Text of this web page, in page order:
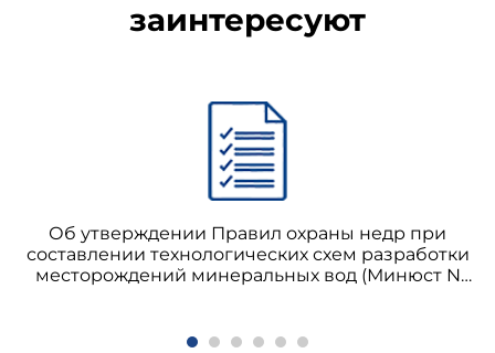
заинтересуют
Об утверждении Правил охраны недр при
составлении технологических схем разработки
месторождений минеральных вод (Минюст N
Российской Федерации от 18.09.2020 N 1496)